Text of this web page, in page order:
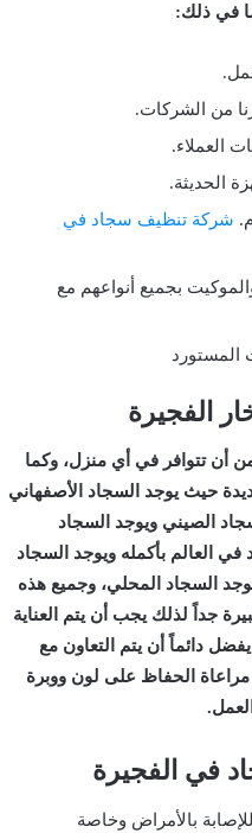
في ذلك:
من الشركات.
العملاء.
الحديثة.
شركة تنظيف سجاد في
بجميع أنواعهم مع
المستورد
الفجيرة
أن تتوافر في أي منزل، وكما
حيث يوجد السجاد الأصفهاني
الصيني ويوجد السجاد
في العالم بأكمله ويوجد السجاد
السجاد المحلي، وجميع هذه
جداً لذلك يجب أن يتم العناية
دائماً أن يتم التعاون مع
الحفاظ على لون ووبرة
في الفجيرة
بالأمراض وخاصة